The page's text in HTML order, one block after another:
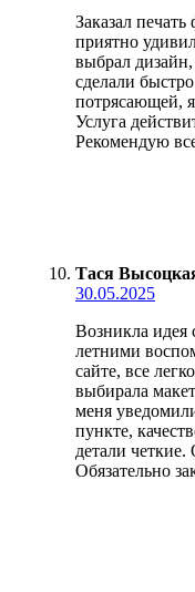
Заказал
приятно
выбрал
сделали
потрясающей,
Услуга
Рекомендую
Тася
30.05.2025
Возникла идея
летними
сайте, все
выбирала
меня
пункте,
детали четкие.
Обязательно